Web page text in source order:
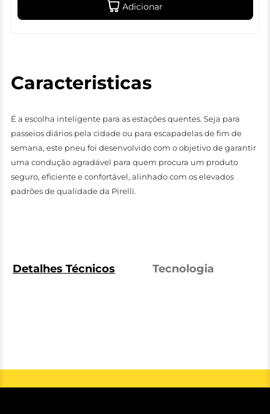
Adicionar
Caracteristicas
É a escolha inteligente para as estações quentes. Seja para
passeios diários pela cidade ou para escapadelas de fim de
semana, este pneu foi desenvolvido com o objetivo de garantir
uma condução agradável para quem procura um produto
seguro, eficiente e confortável, alinhado com os elevados
padrões de qualidade da Pirelli.
Detalhes Técnicos Tecnologia